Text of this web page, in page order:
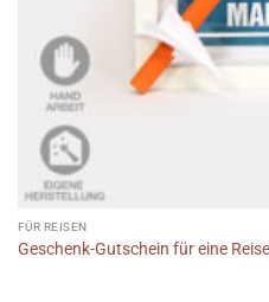
FÜR REISEN
Geschenk-Gutschein für eine